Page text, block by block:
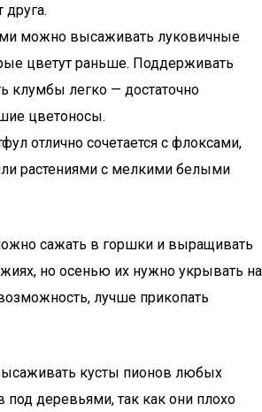
друга.
можно высаживать луковичные
цветут раньше. Поддерживать
клумбы легко — достаточно
цветоносы.
отлично сочетается с флоксами,
растениями с мелкими белыми
сажать в горшки и выращивать
но осенью их нужно укрывать на
лучше прикопать
кусты пионов любых
под деревьями, так как они плохо